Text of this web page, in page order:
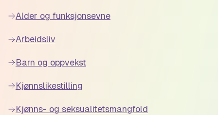
Alder og funksjonsevne
Arbeidsliv
Barn og oppvekst
Kjønnslikestilling
Kjønns- og seksualitetsmangfold